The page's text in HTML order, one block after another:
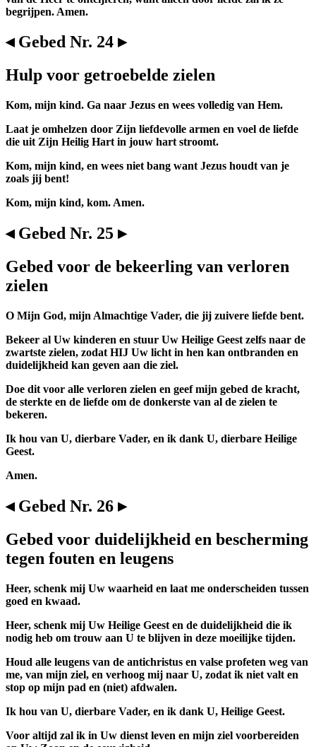
begrijpen. Amen.
◂ Gebed Nr. 24 ▸
Hulp voor getroebelde zielen
Kom, mijn kind. Ga naar Jezus en wees volledig van Hem.
Laat je omhelzen door Zijn liefdevolle armen en voel de liefde
die uit Zijn Heilig Hart in jouw hart stroomt.
Kom, mijn kind, en wees niet bang want Jezus houdt van je
zoals jij bent!
Kom, mijn kind, kom. Amen.
◂ Gebed Nr. 25 ▸
Gebed voor de bekeerling van verloren
zielen
O Mijn God, mijn Almachtige Vader, die jij zuivere liefde bent.
Bekeer al Uw kinderen en stuur Uw Heilige Geest zelfs naar de
zwartste zielen, zodat HIJ Uw licht in hen kan ontbranden en
duidelijkheid kan geven aan die ziel.
Doe dit voor alle verloren zielen en geef mijn gebed de kracht,
de sterkte en de liefde om de donkerste van al de zielen te
bekeren.
Ik hou van U, dierbare Vader, en ik dank U, dierbare Heilige
Geest.
Amen.
◂ Gebed Nr. 26 ▸
Gebed voor duidelijkheid en bescherming
tegen fouten en leugens
Heer, schenk mij Uw waarheid en laat me onderscheiden tussen
goed en kwaad.
Heer, schenk mij Uw Heilige Geest en de duidelijkheid die ik
nodig heb om trouw aan U te blijven in deze moeilijke tijden.
Houd alle leugens van de antichristus en valse profeten weg van
me, van mijn ziel, en verhoog mij naar U, zodat ik niet valt en
stop op mijn pad en (niet) afdwalen.
Ik hou van U, dierbare Vader, en ik dank U, Heilige Geest.
Voor altijd zal ik in Uw dienst leven en mijn ziel voorbereiden